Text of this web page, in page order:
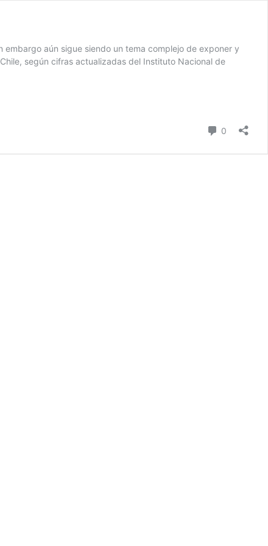
aún sigue siendo un tema complejo de exponer y
según cifras actualizadas del Instituto Nacional de
0